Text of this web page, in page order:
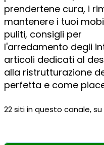
prendertene cura, i
mantenere i tuoi
puliti, consigli per
l'arredamento degli
articoli dedicati al
alla ristrutturazione
perfetta e come
22 siti in questo canale,